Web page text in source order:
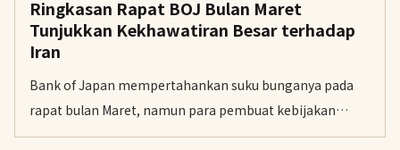
Ringkasan Rapat BOJ Bulan Maret
Tunjukkan Kekhawatiran Besar terhadap
Iran
Bank of Japan mempertahankan suku bunganya pada
rapat bulan Maret, namun para pembuat kebijakan
memperingatkan bahwa kenaikan suku bunga mungkin